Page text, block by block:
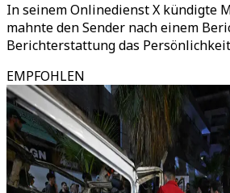
In seinem Onlinedienst X kündigte
mahnte den Sender nach einem
Berichterstattung das
EMPFOHLEN